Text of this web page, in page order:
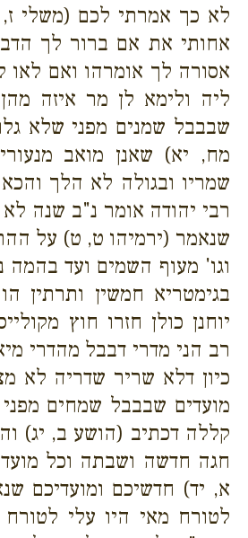
לא כך אמרתי לכם (משלי
אחותי את אם ברור לך
אסורה לך אומרהו ואם
ליה ולימא לן מר איזה
שבבבל שמנים מפני שלא
מח, יא) שאנן מואב
שמריו ובגולה לא הלך והכא
רבי יהודה אומר נ"ב שנה
שנאמר (ירמיהו ט, ט) על
וגו' מעוף השמים ועד בהמה
בגימטריא חמשין ותרתין
יוחנן כולן חזרו חוץ
רב הני מדרי דבבל מהדרי
כיון דלא שריר שדריה לא
מועדים שבבבל שמחים
קללה דכתיב (הושע ב, יג)
חגה חדשה ושבתה וכל
א, יד) חדשיכם ומועדיכם
לטורח מאי היו עלי